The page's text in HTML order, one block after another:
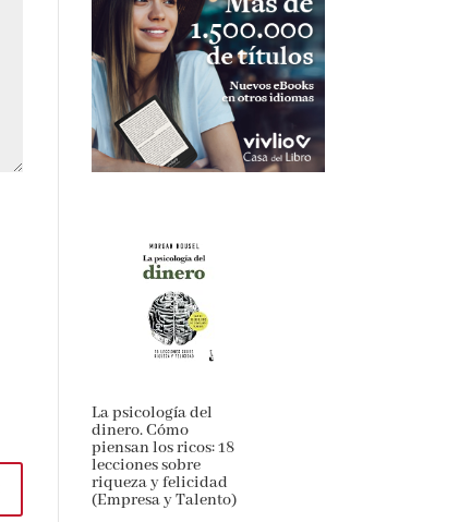
La psicología del
dinero. Cómo
piensan los ricos: 18
lecciones sobre
riqueza y felicidad
(Empresa y Talento)